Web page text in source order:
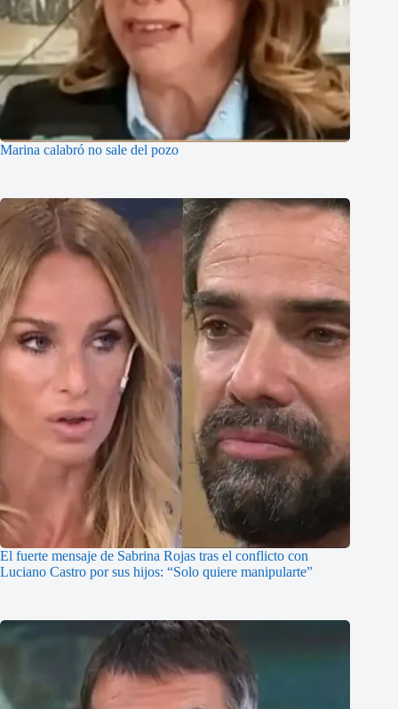
Marina calabró no sale del pozo
El fuerte mensaje de Sabrina Rojas tras el conflicto con
Luciano Castro por sus hijos: “Solo quiere manipularte”